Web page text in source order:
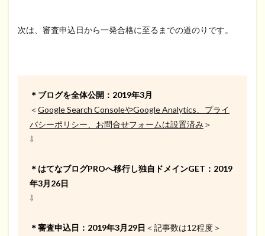
次は、審査申込日から一発合格に至るまでの道のりです。
＊ブログを全体公開：2019年3月
＜Google Search ConsoleやGoogle Analytics、プライ
バシーポリシー、お問合せフォームは設置済み ＞
⇩
＊はてなブログPROへ移行し独自ドメインGET：2019
年3月26日
⇩
＊審査申込日：2019年3月29日 ＜記事数は12程度＞